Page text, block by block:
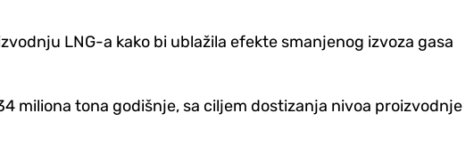
LNG-a kako bi ublažila efekte smanjenog izvoza gasa
miliona tona godišnje, sa ciljem dostizanja nivoa proizvodnje